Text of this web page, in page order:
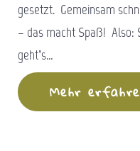
gesetzt. Gemeinsam
– das macht Spaß! Also:
geht’s…
Mehr